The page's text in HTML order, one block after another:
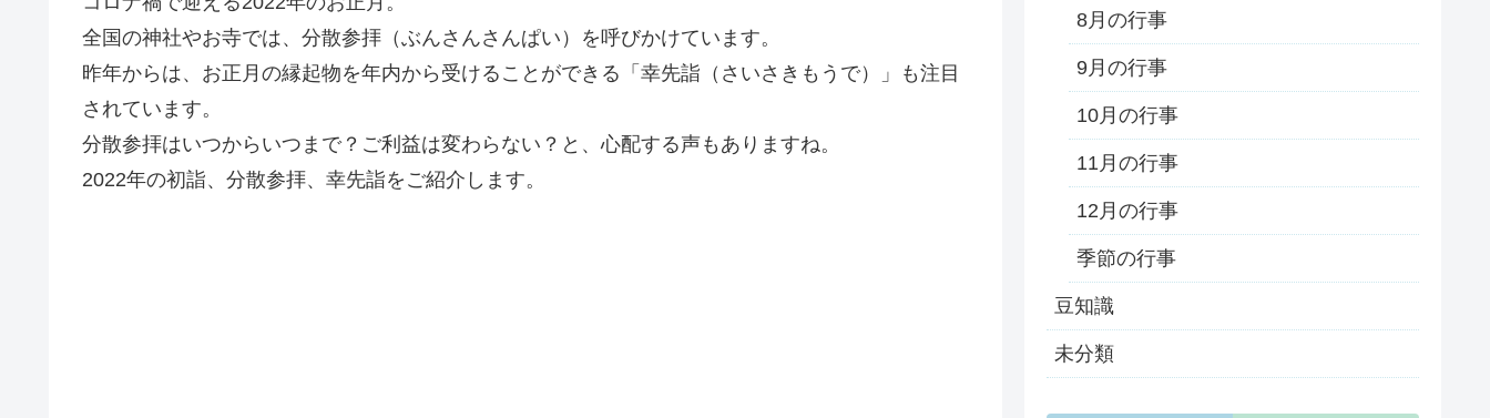
全国の神社やお寺では、分散参拝（ぶんさんさんぱい）を呼びかけています。
昨年からは、お正月の縁起物を年内から受けることができる「幸先詣（さいさきもうで）」も注目
されています。
分散参拝はいつからいつまで？ご利益は変わらない？と、心配する声もありますね。
2022年の初詣、分散参拝、幸先詣をご紹介します。
8月の行事
9月の行事
10月の行事
11月の行事
12月の行事
季節の行事
豆知識
未分類